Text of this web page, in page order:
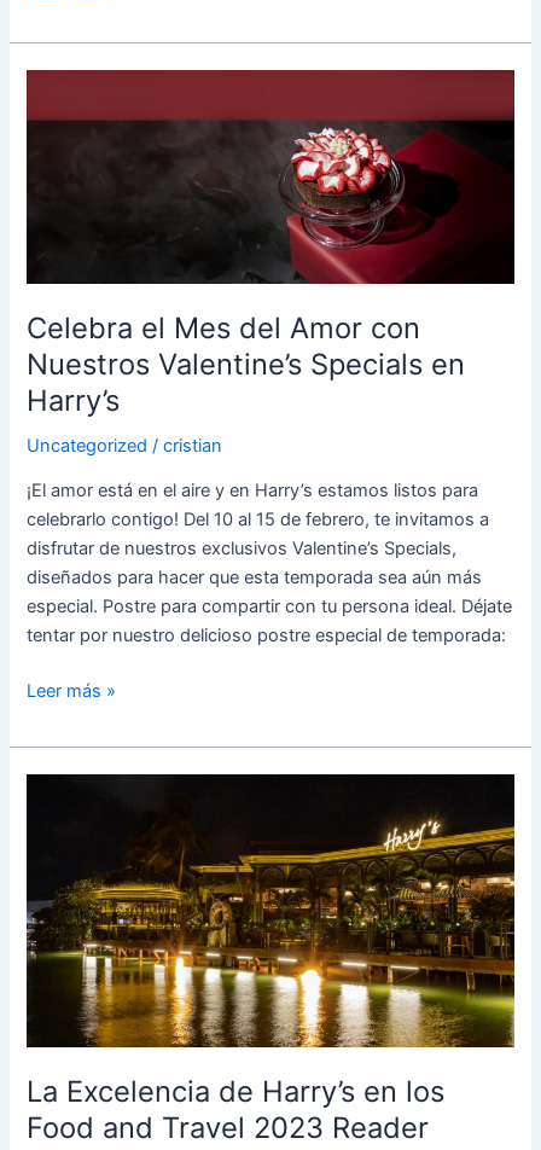
Celebra el Mes del Amor con
Nuestros Valentine’s Specials en
Harry’s
Uncategorized /cristian
¡El amor está en el aire y en Harry’s estamos listos para
celebrarlo contigo! Del 10 al 15 de febrero, te invitamos a
disfrutar de nuestros exclusivos Valentine’s Specials,
diseñados para hacer que esta temporada sea aún más
especial. Postre para compartir con tu persona ideal. Déjate
tentar por nuestro delicioso postre especial de temporada:
Nuestros
Valentine’s
Specials
en
Harry’s
Leer más »
La Excelencia de Harry’s en los
Food and Travel 2023 Reader
Harry’s
en
los
Food
Travel
2023
Reader
Awards